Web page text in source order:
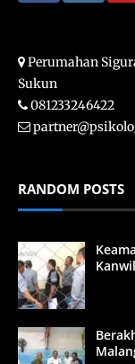
Perumahan
Sukun
081233246422
RANDOM POSTS
Kanwil